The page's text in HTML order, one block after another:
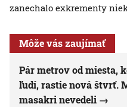
zanechalo exkrementy
Môže vás zaujímať
Pár metrov od miesta,
ľudí, rastie nová štvrť.
masakri nevedeli